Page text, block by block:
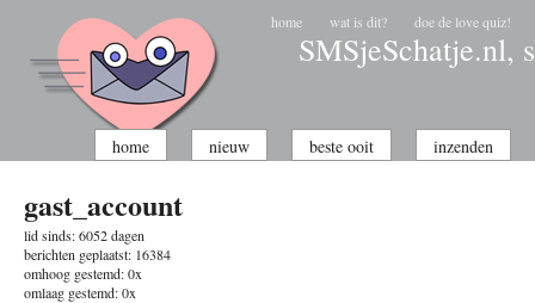
SMSjeSchatje.nl,
home wat is dit? doe de love quiz!
home nieuw beste ooit inzenden
gast_account
lid sinds:6052 dagen
berichten geplaatst: 16384
omhoog gestemd:0x
omlaag gestemd:0x